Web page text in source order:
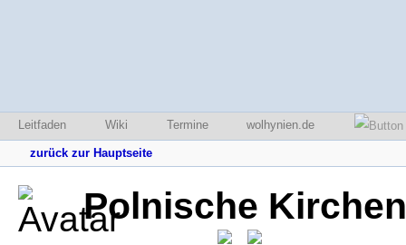
Leitfaden Wiki Termine wolhynien.de
zurück zur Hauptseite
Polnische